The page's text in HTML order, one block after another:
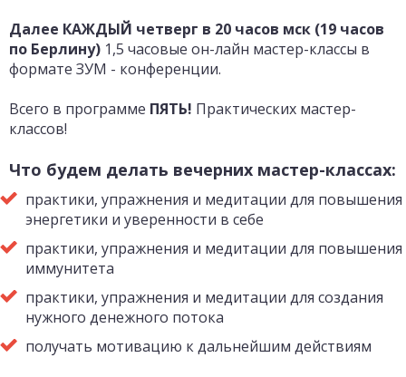
Далее КАЖДЫЙ четверг в 20 часов мск (19 часов
по Берлину) 1,5 часовые он-лайн мастер-классы в
формате ЗУМ - конференции.
Всего в программе ПЯТЬ! Практических мастер-
классов!
Что будем делать вечерних мастер-классах:
практики, упражнения и медитации для повышения
энергетики и уверенности в себе
практики, упражнения и медитации для повышения
иммунитета
практики, упражнения и медитации для создания
нужного денежного потока
получать мотивацию к дальнейшим действиям